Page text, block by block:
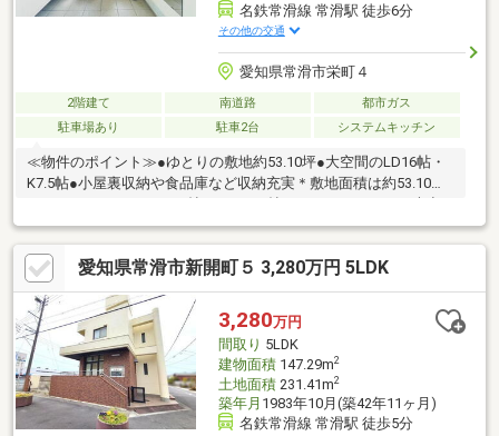
名鉄常滑線 常滑駅 徒歩6分
その他の交通
愛知県常滑市栄町４
2階建て 南道路
都市ガス
駐車場あり
駐車2台 システムキッチン
≪物件のポイント≫●ゆとりの敷地約53.10坪●大空間のLD16帖・
K7.5帖●小屋裏収納や食品庫など収納充実＊敷地面積は約53.10坪
間に加えて、7.5帖の小屋裏収納や食品庫、納戸など生活に嬉しい
豊富な収納設備が魅力的な3LDKです。 ≪周辺環境のポイント≫●
常滑駅まで徒歩6分●常滑西小学校まで徒歩10分●便利な駐車場あ
り＊常滑駅まで徒歩6分という駅近の好立地で、毎日の通勤・お出
かけに大変便利です。常滑西小学校までも徒歩10分とお子様の通
学も安心な距離に位置しています。
愛知県常滑市新開町５ 3,280万円 5LDK
3,280万円
間取り 5LDK
建物面積147.29m2
土地面積231.41m2
築年月 1983年10月(築42年11ヶ月)
名鉄常滑線 常滑駅 徒歩5分